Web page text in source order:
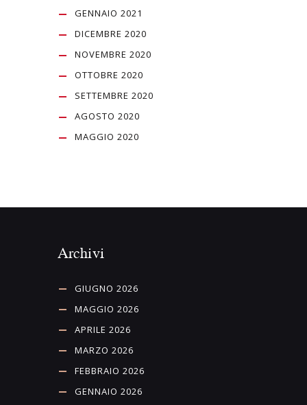
GENNAIO 2021
DICEMBRE 2020
NOVEMBRE 2020
OTTOBRE 2020
SETTEMBRE 2020
AGOSTO 2020
MAGGIO 2020
Archivi
GIUGNO 2026
MAGGIO 2026
APRILE 2026
MARZO 2026
FEBBRAIO 2026
GENNAIO 2026